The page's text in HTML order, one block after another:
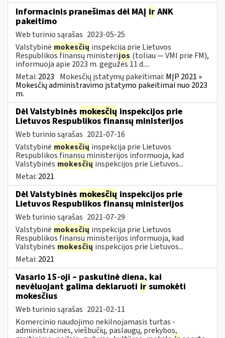
Informacinis pranešimas dėl MAĮ ir ANK
pakeitimo
Web turinio sąrašas 2023-05-25
Valstybinė mokesčių inspekcija prie Lietuvos
Respublikos finansų ministerijos (toliau — VMI prie FM),
informuoja apie 2023 m. gegužės 11 d....
Metai: 2023 Mokesčių įstatymų pakeitimai: MĮP 2021 »
Mokesčių administravimo įstatymo pakeitimai nuo 2023
m.
Dėl Valstybinės mokesčių inspekcijos prie
Lietuvos Respublikos finansų ministerijos
Web turinio sąrašas 2021-07-16
Valstybinė mokesčių inspekcija prie Lietuvos
Respublikos finansų ministerijos informuoja, kad
Valstybinės mokesčių inspekcijos prie Lietuvos...
Metai: 2021
Dėl Valstybinės mokesčių inspekcijos prie
Lietuvos Respublikos finansų ministerijos
Web turinio sąrašas 2021-07-29
Valstybinė mokesčių inspekcija prie Lietuvos
Respublikos finansų ministerijos informuoja, kad
Valstybinės mokesčių inspekcijos prie Lietuvos...
Metai: 2021
Vasario 15-oji – paskutinė diena, kai
nevėluojant galima deklaruoti ir sumokėti
mokesčius
Web turinio sąrašas 2021-02-11
Komercinio naudojimo nekilnojamasis turtas -
administracinės, viešbučių, paslaugų, prekybos,